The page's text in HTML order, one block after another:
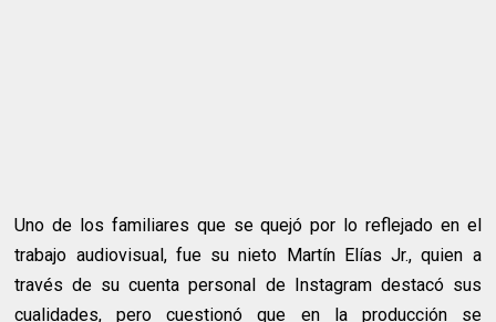
Uno de los familiares que se quejó por lo reflejado en el
trabajo audiovisual, fue su nieto Martín Elías Jr., quien a
través de su cuenta personal de Instagram destacó sus
cualidades, pero cuestionó que en la producción se